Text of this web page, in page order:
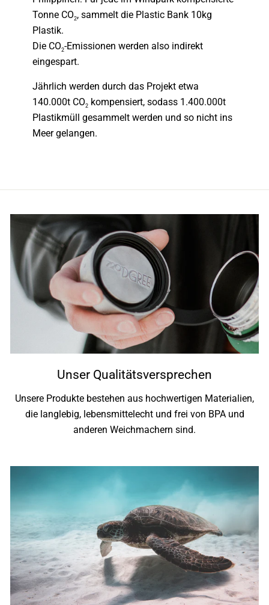
Tonne CO2, sammelt die Plastic Bank 10kg
Plastik.
Die CO2-Emissionen werden also indirekt
eingespart.
Jährlich werden durch das Projekt etwa
140.000t CO2 kompensiert, sodass 1.400.000t
Plastikmüll gesammelt werden und so nicht ins
Meer gelangen.
Unser Qualitätsversprechen
Unsere Produkte bestehen aus hochwertigen Materialien,
die langlebig, lebensmittelecht und frei von BPA und
anderen Weichmachern sind.